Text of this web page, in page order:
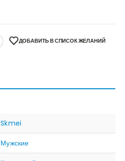
ДОБАВИТЬ В СПИСОК ЖЕЛАНИЙ
Skmei
Мужские